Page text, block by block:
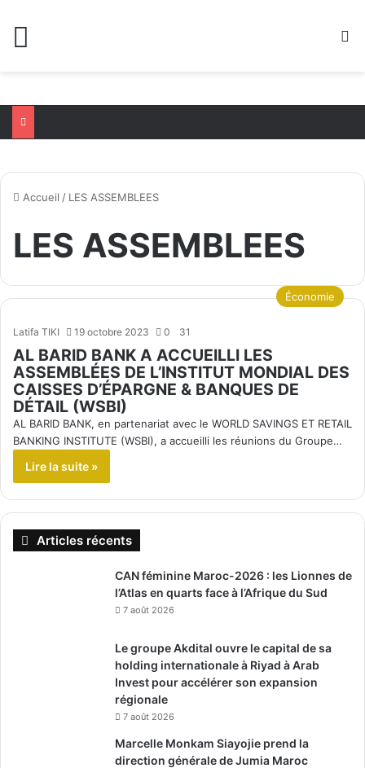
Accueil / LES ASSEMBLEES
LES ASSEMBLEES
Économie
Latifa TIKI 19 octobre 2023 0 31
AL BARID BANK A ACCUEILLI LES
ASSEMBLÉES DE L’INSTITUT MONDIAL DES
CAISSES D’ÉPARGNE & BANQUES DE
DÉTAIL (WSBI)
AL BARID BANK, en partenariat avec le WORLD SAVINGS ET RETAIL
BANKING INSTITUTE (WSBI), a accueilli les réunions du Groupe…
Lire la suite »
Articles récents
CAN féminine Maroc-2026 : les Lionnes de
l’Atlas en quarts face à l’Afrique du Sud
7 août 2026
Le groupe Akdital ouvre le capital de sa
holding internationale à Riyad à Arab
Invest pour accélérer son expansion
régionale
7 août 2026
Marcelle Monkam Siayojie prend la
direction générale de Jumia Maroc